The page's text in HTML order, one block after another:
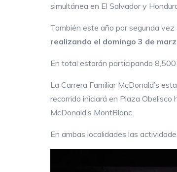
simultánea en El Salvador y
También este año por segunda
realizando el domingo 3 de
En total estarán participando 8,500
La Carrera Familiar McDonald’s
recorrido iniciará en Plaza
McDonald’s MontBlanc.
En ambas localidades las